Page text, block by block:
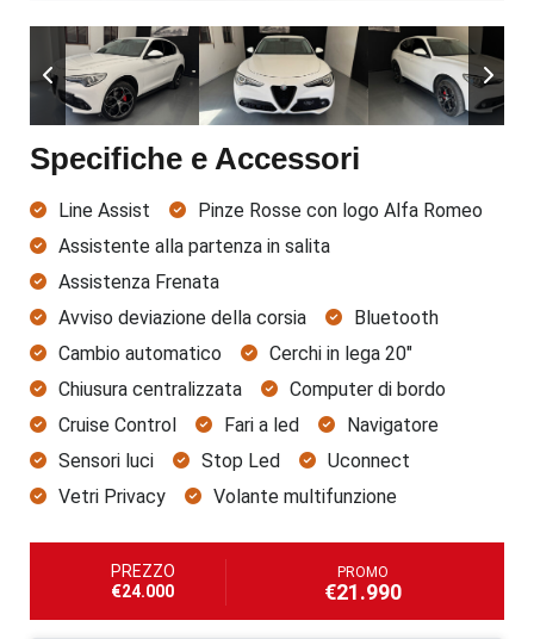
Specifiche e Accessori
Line Assist
Pinze Rosse con logo Alfa Romeo
Assistente alla partenza in salita
Assistenza Frenata
Avviso deviazione della corsia
Bluetooth
Cambio automatico
Cerchi in lega 20"
Chiusura centralizzata
Computer di bordo
Cruise Control
Fari a led
Navigatore
Sensori luci
Stop Led
Uconnect
Vetri Privacy
Volante multifunzione
PREZZO
€24.000
PROMO
€21.990